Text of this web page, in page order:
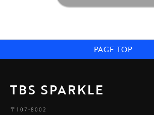
PAGE TOP
TBS SPARKLE
〒107-8002